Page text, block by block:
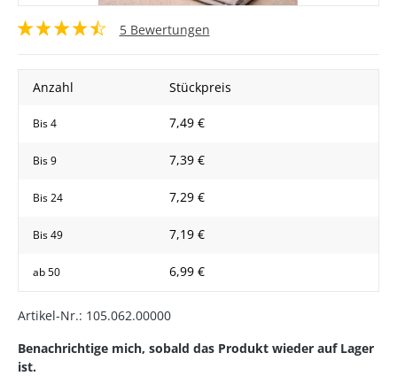
5 Bewertungen
Anzahl Stückpreis
Bis4 7,49 €
Bis9 7,39 €
Bis24 7,29 €
Bis49 7,19 €
ab50 6,99 €
Artikel-Nr.: 105.062.00000
Benachrichtige mich, sobald das Produkt wieder auf Lager
ist.